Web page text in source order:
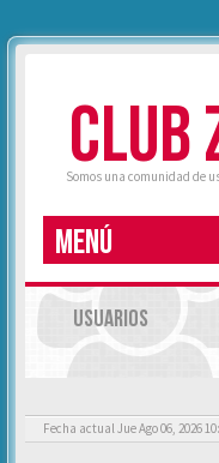
CLUB
Somos una comunidad de
MENÚ
USUARIOS
Fecha actual Jue Ago 06, 2026